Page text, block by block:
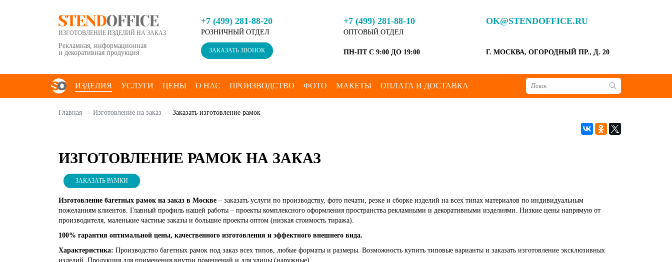
ИЗГОТОВЛЕНИЕ ИЗДЕЛИЙ НА ЗАКАЗ
Рекламная, информационная
и декоративная продукция
+7 (499) 281-88-20
РОЗНИЧНЫЙ ОТДЕЛ
ЗАКАЗАТЬ ЗВОНОК
+7 (499) 281-88-10
ОПТОВЫЙ ОТДЕЛ
ПН-ПТ С 9:00 ДО 19:00
OK@STENDOFFICE.RU
Г. МОСКВА, ОГОРОДНЫЙ ПР., Д. 20
ИЗДЕЛИЯ УСЛУГИ ЦЕНЫ О НАС ПРОИЗВОДСТВО ФОТО МАКЕТЫ ОПЛАТА И ДОСТАВКА
КОНТАКТЫ
Главная — Изготовление на заказ — Заказать изготовление рамок
ИЗГОТОВЛЕНИЕ РАМОК НА ЗАКАЗ
ЗАКАЗАТЬ РАМКИ
Изготовление багетных рамок на заказ в Москве – заказать услуги по производству, фото печати, резке и сборке изделий на всех типах материалов по индивидуальным
пожеланиям клиентов. Главный профиль нашей работы – проекты комплексного оформления пространства рекламными и декоративными изделиями. Низкие цены напрямую от
производителя, маленькие частные заказы и большие проекты оптом (низкая стоимость тиража).
100% гарантия оптимальной цены, качественного изготовления и эффектного внешнего вида.
Характеристика: Производство багетных рамок под заказ всех типов, любые форматы и размеры. Возможность купить типовые варианты и заказать изготовление эксклюзивных
изделий. Продукция для применения внутри помещений и для улицы (наружные).